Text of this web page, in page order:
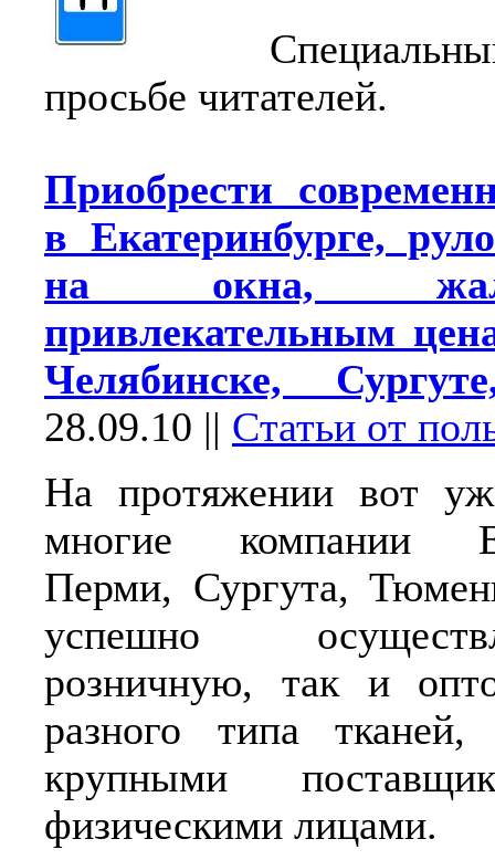
просьбе читателей.
Приобрести
в Екатеринбурге,
на окна,
привлекательным
Челябинске,
28.09.10 || Статьи от
На протяжении вот
многие компании
Перми, Сургута,
успешно
розничную, так и
разного типа
крупными
физическими лицами.